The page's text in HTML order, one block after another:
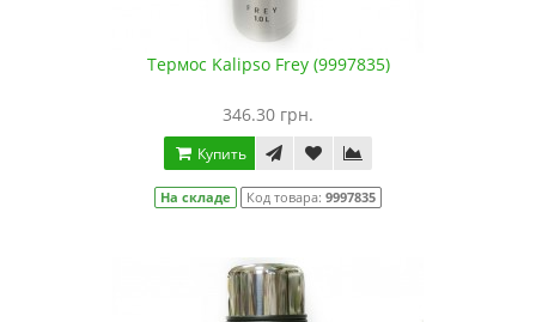
Термос Kalipso Frey (9997835)
346.30 грн.
Купить
На складе Код товара: 9997835